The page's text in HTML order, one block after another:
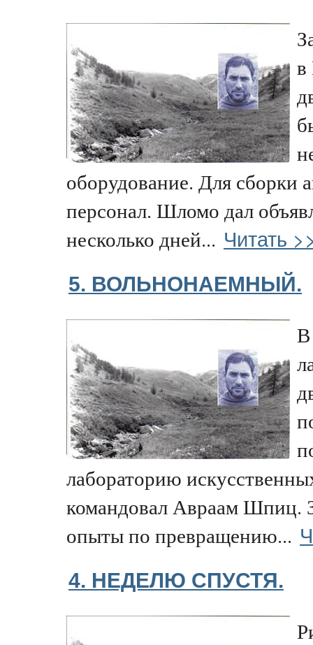
в
оборудование. Для сборки
персонал. Шломо дал
несколько дней... Читать
5. ВОЛЬНОНАЕМНЫЙ.
В
лабораторию
командовал Авраам Шпиц.
опыты по превращению...
4. НЕДЕЛЮ СПУСТЯ.